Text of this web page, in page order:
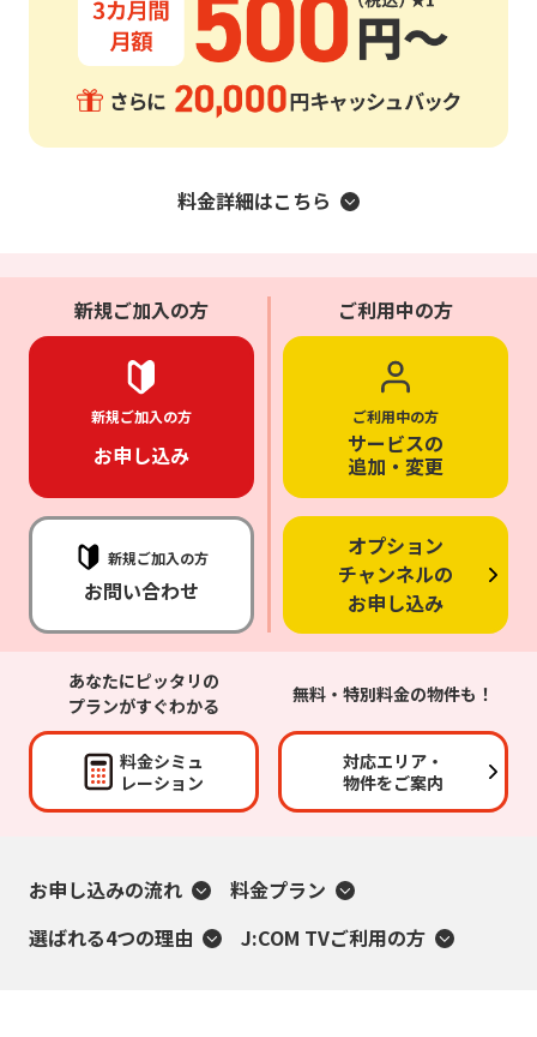
料金詳細はこちら
新規ご加入の方
新規ご加入の方
お申し込み
新規ご加入の方
お問い合わせ
ご利用中の方
ご利用中の方
サービスの
追加・変更
オプション
チャンネルの
お申し込み
あなたにピッタリの
プランがすぐわかる
料金シミュ
レーション
無料・特別料金の物件も！
対応エリア・
物件をご案内
お申し込みの流れ
料金プラン
選ばれる4つの理由
J:COM TVご利用の方